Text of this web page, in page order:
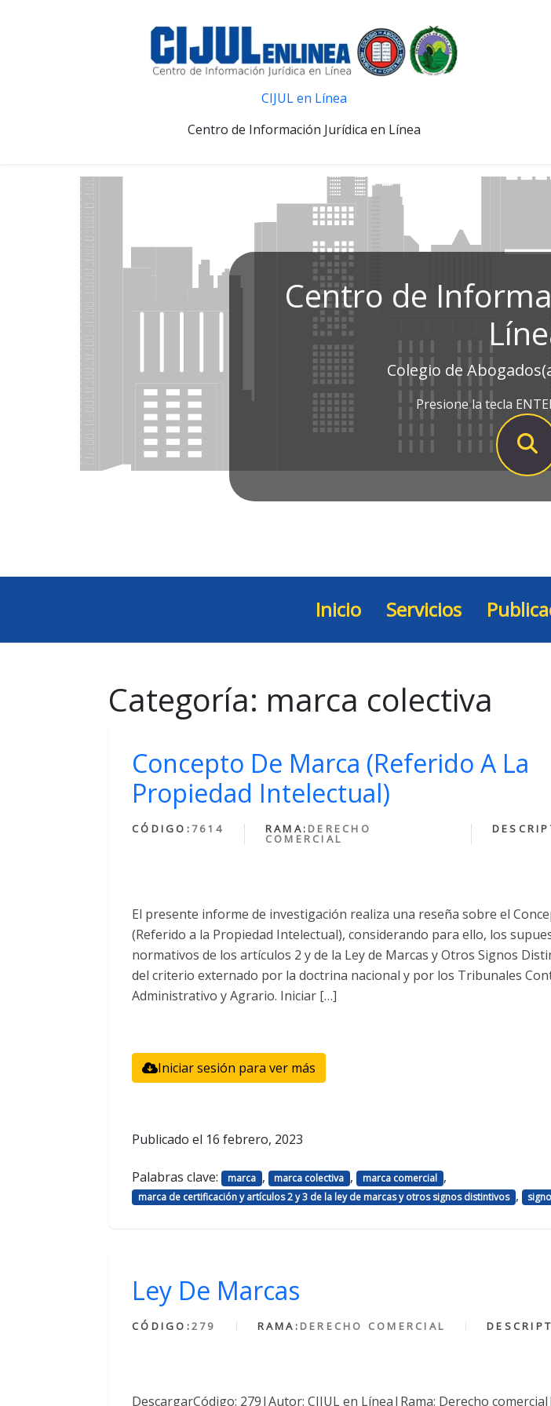
CIJUL en Línea
Centro de Información Jurídica en Línea
Centro de
Colegio de
Presione la tecla
Inicio Servicios
Categoría: marca colectiva
Concepto De Marca (Referido A La
Propiedad Intelectual)
CÓDIGO: 7614 RAMA: DERECHO
COMERCIAL
El presente informe de investigación realiza una reseña sobre el
(Referido a la Propiedad Intelectual), considerando para ello, los
normativos de los artículos 2 y de la Ley de Marcas y Otros Signos
del criterio externado por la doctrina nacional y por los Tribunales
Administrativo y Agrario. Iniciar […]
Iniciar sesión para ver más
Publicado el 16 febrero, 2023
Palabras clave: marca , marca colectiva , marca comercial ,
marca de certificación y artículos 2 y 3 de la ley de marcas y otros signos distintivos ,
Ley De Marcas
CÓDIGO:279 RAMA: DERECHO COMERCIAL
DescargarCódigo: 279|Autor: CIJUL en Línea|Rama: Derecho